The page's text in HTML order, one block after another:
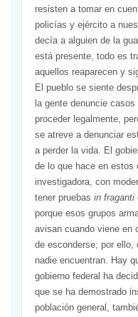
resisten a tomar en
policías y ejército a
decía a alguien de la
está presente, todo es
aquellos reaparecen y
El pueblo se siente
la gente denuncie
proceder legalmente,
se atreve a denunciar
a perder la vida. El
de lo que hace en
investigadora, con
tener pruebas in fraganti
porque esos grupos
avisan cuando viene en
de esconderse; por ello,
nadie encuentran. Hay
gobierno federal ha
que se ha demostrado
población general,